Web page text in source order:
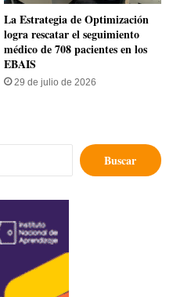
La Estrategia de Optimización
logra rescatar el seguimiento
médico de 708 pacientes en los
EBAIS
29 de julio de 2026
Buscar: